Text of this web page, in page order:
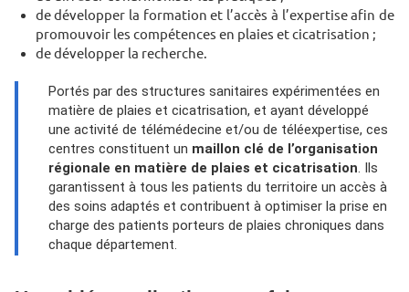
de développer la formation et l’accès à l’expertise afin de
promouvoir les compétences en plaies et cicatrisation ;
de développer la recherche.
Portés par des structures sanitaires expérimentées en
matière de plaies et cicatrisation, et ayant développé
une activité de télémédecine et/ou de téléexpertise, ces
centres constituent un maillon clé de l’organisation
régionale en matière de plaies et cicatrisation. Ils
garantissent à tous les patients du territoire un accès à
des soins adaptés et contribuent à optimiser la prise en
charge des patients porteurs de plaies chroniques dans
chaque département.